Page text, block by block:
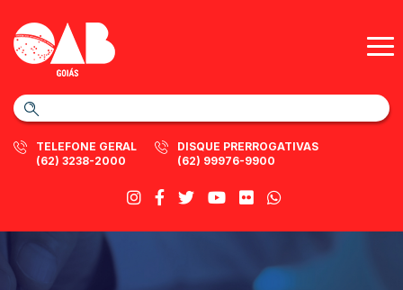
TELEFONE GERAL
(62) 3238-2000
DISQUE PRERROGATIVAS
(62) 99976-9900